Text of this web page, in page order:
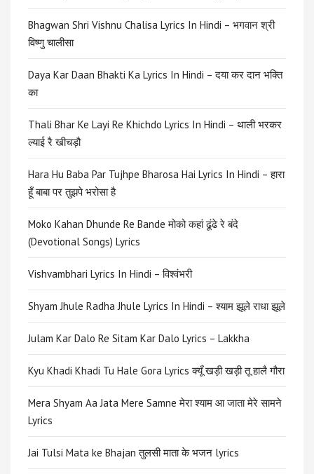
Bhagwan Shri Vishnu Chalisa Lyrics In Hindi – भगवान श्री
विष्णु चालीसा
Daya Kar Daan Bhakti Ka Lyrics In Hindi – दया कर दान भक्ति
का
Thali Bhar Ke Layi Re Khichdo Lyrics In Hindi – थाली भरकर
ल्याई रै खीचड़ौ
Hara Hu Baba Par Tujhpe Bharosa Hai Lyrics In Hindi – हारा
हूँ बाबा पर तुझपे भरोसा है
Moko Kahan Dhunde Re Bande मोको कहां ढूंढे रे बंदे
(Devotional Songs) Lyrics
Vishvambhari Lyrics In Hindi – विश्वंभरी
Shyam Jhule Radha Jhule Lyrics In Hindi – श्याम झूले राधा झूले
Julam Kar Dalo Re Sitam Kar Dalo Lyrics – Lakkha
Kyu Khadi Khadi Tu Hale Gora Lyrics क्यूँ खड़ी खड़ी तू हालै गौरा
Mera Shyam Aa Jata Mere Samne मेरा श्याम आ जाता मेरे सामने
Lyrics
Jai Tulsi Mata ke Bhajan तुलसी माता के भजन lyrics